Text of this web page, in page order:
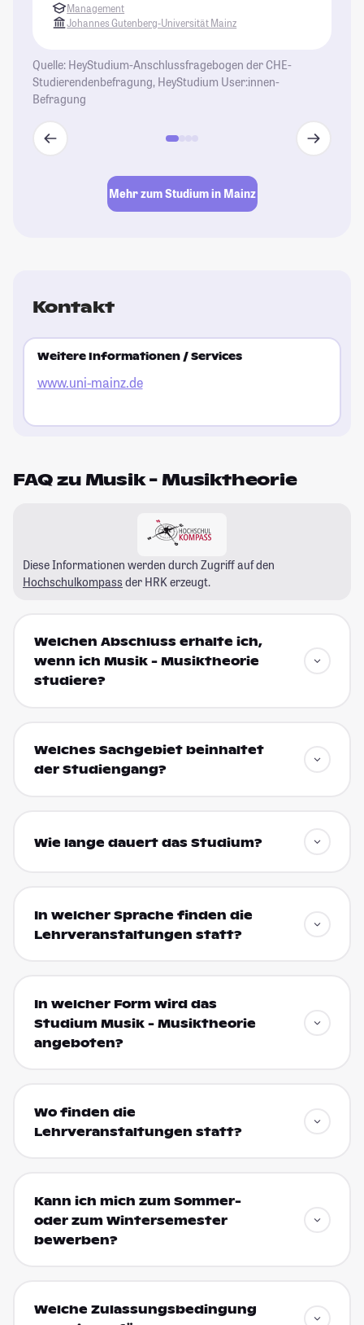
Management
Johannes Gutenberg-Universität Mainz
Quelle: HeyStudium-Anschlussfragebogen der CHE-
Studierendenbefragung, HeyStudium User:innen-
Befragung
Mehr zum Studium in Mainz
Kontakt
Weitere Informationen / Services
www.uni-mainz.de
FAQ zu Musik - Musiktheorie
Diese Informationen werden durch Zugriff auf den
Hochschulkompass der HRK erzeugt.
Welchen Abschluss erhalte ich,
wenn ich Musik - Musiktheorie
studiere?
Welches Sachgebiet beinhaltet
der Studiengang?
Wie lange dauert das Studium?
In welcher Sprache finden die
Lehrveranstaltungen statt?
In welcher Form wird das
Studium Musik - Musiktheorie
angeboten?
Wo finden die
Lehrveranstaltungen statt?
Kann ich mich zum Sommer-
oder zum Wintersemester
bewerben?
Welche Zulassungsbedingung